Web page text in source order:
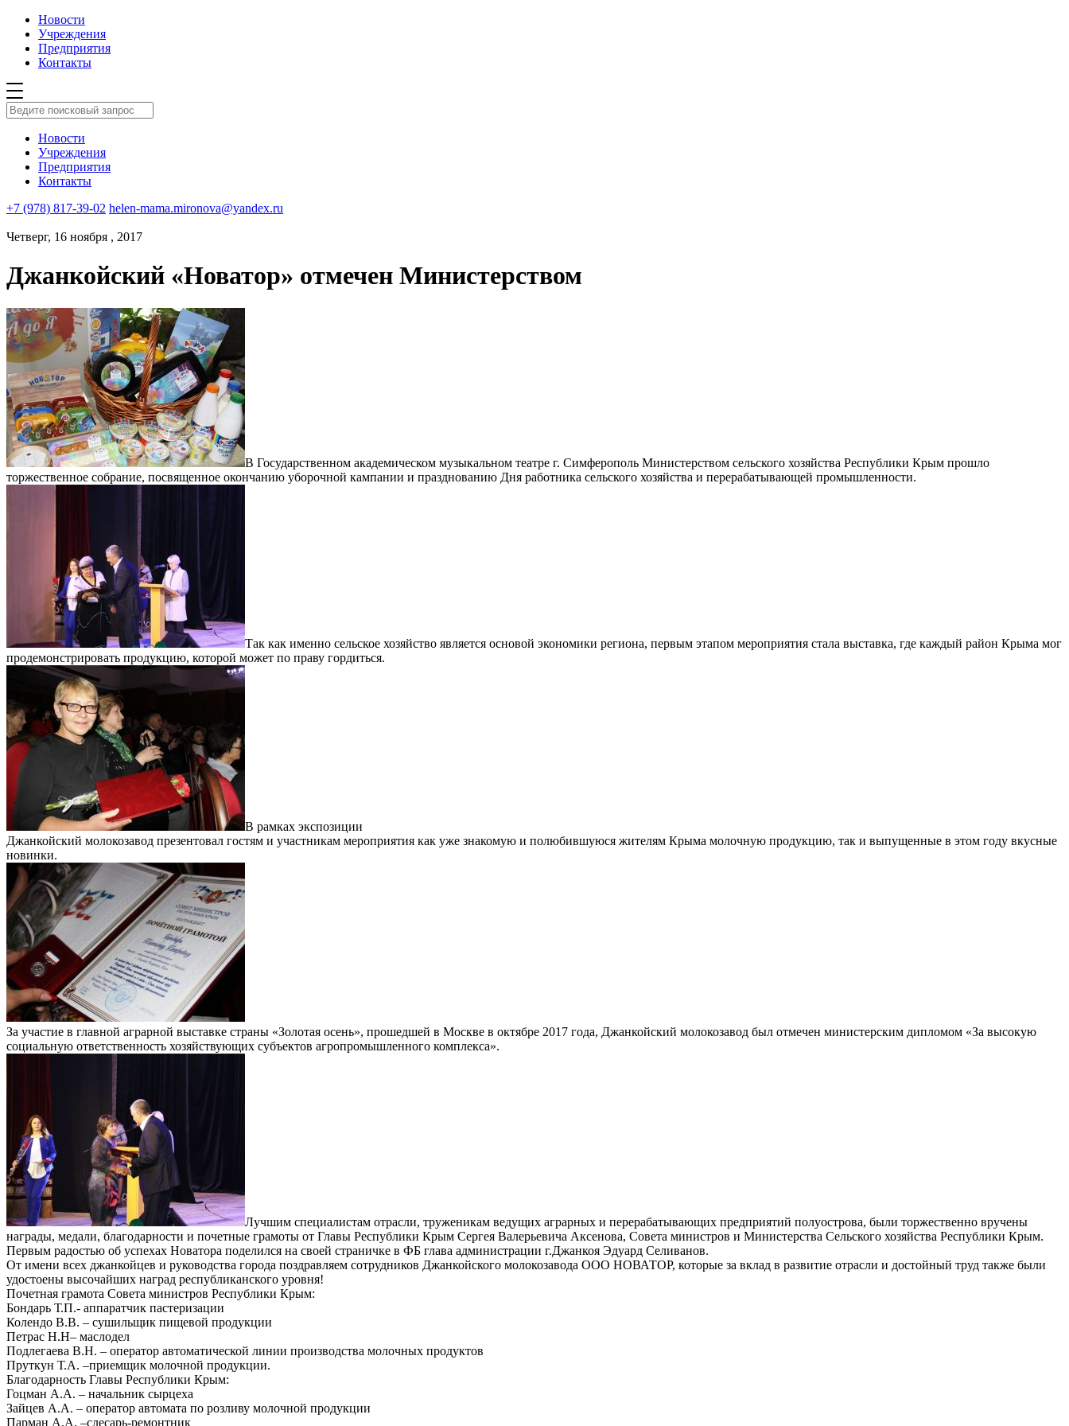
Новости
Учреждения
Предприятия
Контакты
Новости
Учреждения
Предприятия
Контакты
+7 (978) 817-39-02 helen-mama.mironova@yandex.ru
Четверг, 16 ноября , 2017
Джанкойский «Новатор» отмечен Министерством
В Государственном академическом музыкальном театре г. Симферополь Министерством сельского хозяйства Республики Крым прошло
торжественное собрание, посвященное окончанию уборочной кампании и празднованию Дня работника сельского хозяйства и перерабатывающей промышленности.
Так как именно сельское хозяйство является основой экономики региона, первым этапом мероприятия стала выставка, где каждый район Крыма мог
продемонстрировать продукцию, которой может по праву гордиться.
В рамках экспозиции
Джанкойский молокозавод презентовал гостям и участникам мероприятия как уже знакомую и полюбившуюся жителям Крыма молочную продукцию, так и выпущенные в этом году вкусные
новинки.
За участие в главной аграрной выставке страны «Золотая осень», прошедшей в Москве в октябре 2017 года, Джанкойский молокозавод был отмечен министерским дипломом «За высокую
социальную ответственность хозяйствующих субъектов агропромышленного комплекса».
Лучшим специалистам отрасли, труженикам ведущих аграрных и перерабатывающих предприятий полуострова, были торжественно вручены
награды, медали, благодарности и почетные грамоты от Главы Республики Крым Сергея Валерьевича Аксенова, Совета министров и Министерства Сельского хозяйства Республики Крым.
Первым радостью об успехах Новатора поделился на своей страничке в ФБ глава администрации г.Джанкоя Эдуард Селиванов.
От имени всех джанкойцев и руководства города поздравляем сотрудников Джанкойского молокозавода ООО НОВАТОР, которые за вклад в развитие отрасли и достойный труд также были
удостоены высочайших наград республиканского уровня!
Почетная грамота Совета министров Республики Крым:
Бондарь Т.П.- аппаратчик пастеризации
Колендо В.В. – сушильщик пищевой продукции
Петрас Н.Н– маслодел
Подлегаева В.Н. – оператор автоматической линии производства молочных продуктов
Пруткун Т.А. –приемщик молочной продукции.
Благодарность Главы Республики Крым:
Гоцман А.А. – начальник сырцеха
Зайцев А.А. – оператор автомата по розливу молочной продукции
Парман А.А. –слесарь-ремонтник